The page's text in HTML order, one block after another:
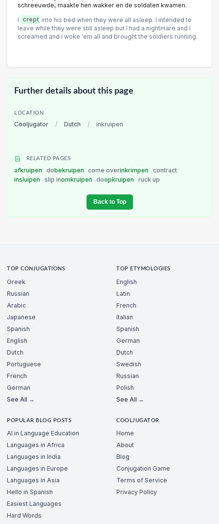
schreeuwde, maakte hen wakker en de soldaten kwamen.
I crept into his bed when they were all asleep. I intended to
leave while they were still asleep but I had a nightmare and I
screamed and I woke 'em all and brought the soldiers running.
Further details about this page
LOCATION
Cooljugator / Dutch / inkruipen
RELATED PAGES
afkruipen dobekruipen come overinkrimpen
contract
insluipen
slip inomkruipen doopkruipen ruck up
Back to Top
TOP CONJUGATIONS
Greek
Russian
Arabic
Japanese
Spanish
English
Dutch
Portuguese
French
German
See All →
TOP ETYMOLOGIES
English
Latin
French
Italian
Spanish
German
Dutch
Swedish
Russian
Polish
See All →
POPULAR BLOG POSTS
AI in Language Education
Languages in Africa
Languages in India
Languages in Europe
Languages in Asia
Hello in Spanish
Easiest Languages
Hard Words
COOLJUGATOR
Home
About
Blog
Conjugation Game
Terms of Service
Privacy Policy